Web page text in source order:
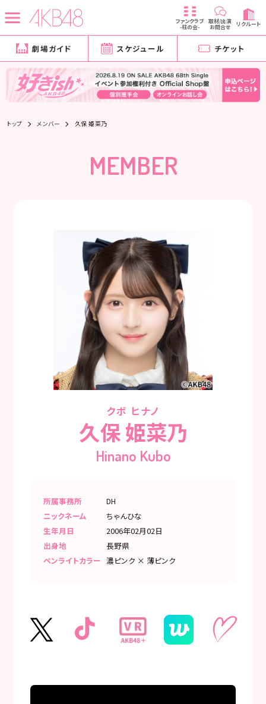
ファンクラブ
-柱の会-
取材/出演
お問合せ リクルート
劇場ガイド スケジュール チケット
トップ メンバー 久保 姫菜乃
MEMBER
クボ ヒナノ
久保 姫菜乃
Hinano Kubo
所属事務所
DH
ニックネーム
ちゃんひな
生年月日
2006年02月02日
出身地
長野県
ペンライトカラー 濃ピンク × 薄ピンク